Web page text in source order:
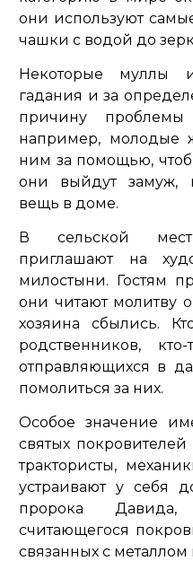
они используют
чашки с водой до
Некоторые муллы
гадания и за
причину
например, молодые
ним за помощью,
они выйдут замуж,
вещь в доме.
В сельской
приглашают на
милостыни. Гостям
они читают молитву
хозяина сбылись.
родственников,
отправляющихся в
помолиться за них.
Особое значение
святых
трактористы,
устраивают у себя
пророка Давида,
считающегося
связанных с металлом